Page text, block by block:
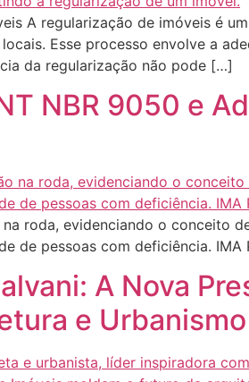
A regularização de imóveis é
Esse processo envolve a
da regularização não pode […]
NBR 9050 e
roda, evidenciando o conceito
de pessoas com deficiência. IMA
A Nova
e